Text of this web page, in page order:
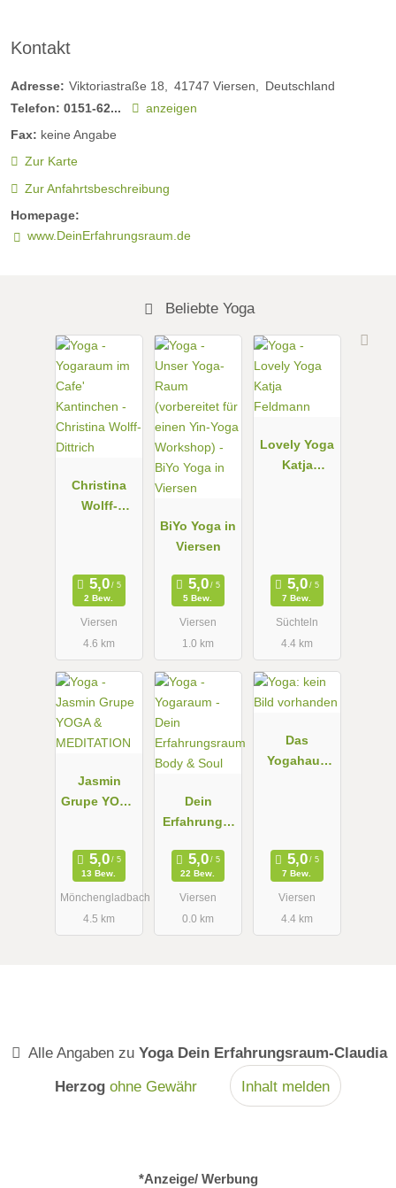
Kontakt
Adresse: Viktoriastraße 18 41747 Viersen
Deutschland
Telefon: 0151-62...
anzeigen
Fax: keine Angabe
Zur Karte
Zur Anfahrtsbeschreibung
Homepage:
www.DeinErfahrungsraum.de
Beliebte Yoga
Christina
Wolff-
2 Bew.
Viersen
4.6 km
BiYo Yoga in
Viersen
5 Bew.
Viersen
1.0 km
Lovely Yoga
Katja
7 Bew.
Süchteln
4.4 km
Jasmin
Grupe YOGA
13 Bew.
Mönchengladbach
4.5 km
Dein
Erfahrungsr
Soul
22 Bew.
Viersen
0.0 km
Das
Yogahaus
7 Bew.
Viersen
4.4 km
Alle Angaben zuYoga Dein Erfahrungsraum-Claudia
Herzog ohne Gewähr Inhalt melden
*Anzeige/ Werbung